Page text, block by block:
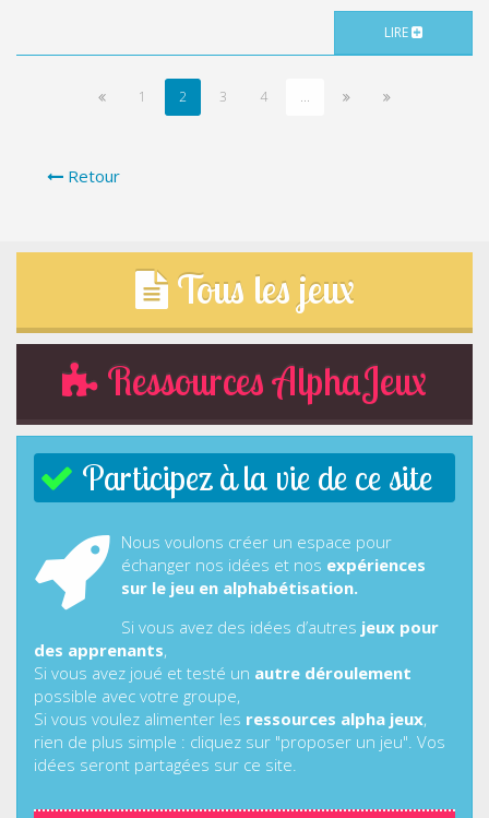
LIRE
1 2 3 4 ...
Retour
Tous les jeux
Ressources AlphaJeux
Participez à la vie de ce site
Nous voulons créer un espace pour
échanger nos idées et nos expériences
sur le jeu en alphabétisation.
Si vous avez des idées d’autres jeux pour
des apprenants,
Si vous avez joué et testé un autre déroulement
possible avec votre groupe,
Si vous voulez alimenter les ressources alpha jeux,
rien de plus simple : cliquez sur "proposer un jeu". Vos
idées seront partagées sur ce site.